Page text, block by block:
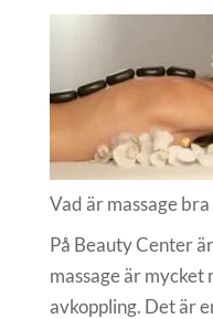
Vad är massage
På Beauty Center
massage är mycket
avkoppling. Det är